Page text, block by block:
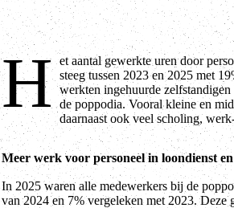
H et aantal gewerkte uren door
steeg tussen 2023 en 2025 met
werkten ingehuurde
de poppodia. Vooral kleine en
daarnaast ook veel scholing,
aan stagiairs en vrijwilligers. Deze
Vereniging Nederlandse Poppodia en -
analyse maakte op basis van de
Meer werk voor personeel in loondienst
In 2025 waren alle medewerkers bij de
van 2024 en 7% vergeleken met 2023.